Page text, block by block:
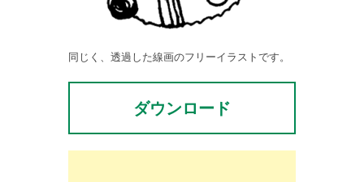
同じく、透過した線画のフリーイラストです。
ダウンロード